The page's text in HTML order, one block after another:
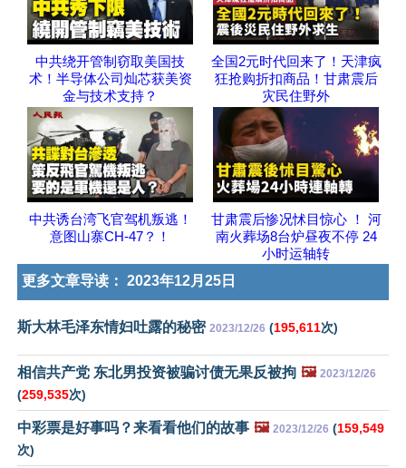
中共绕开管制窃取美国技
术！半导体公司灿芯获美资
金与技术支持？
全国2元时代回来了！天津疯
狂抢购折扣商品！甘肃震后
灾民住野外
中共诱台湾飞官驾机叛逃！
意图山寨CH-47？！
甘肃震后惨况怵目惊心 ！ 河
南火葬场8台炉昼夜不停 24
小时运轴转
更多文章导读： 2023年12月25日
斯大林毛泽东情妇吐露的秘密 2023/12/26 (195,611次)
相信共产党 东北男投资被骗讨债无果反被拘 🖼️ 2023/12/26
(259,535次)
中彩票是好事吗？来看看他们的故事 🖼️ 2023/12/26 (159,549
次)